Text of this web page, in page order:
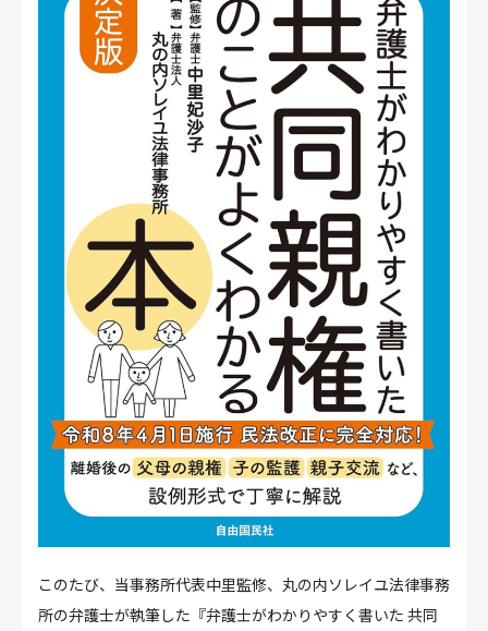
このたび、当事務所代表中里監修、丸の内ソレイユ法律事務
所の弁護士が執筆した『弁護士がわかりやすく書いた 共同